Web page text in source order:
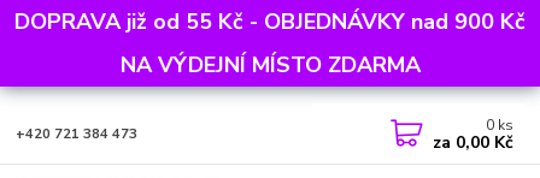
DOPRAVA již od 55 Kč - OBJEDNÁVKY nad 900 Kč
NA VÝDEJNÍ MÍSTO ZDARMA
+420 721 384 473 0 ks
za 0,00 Kč